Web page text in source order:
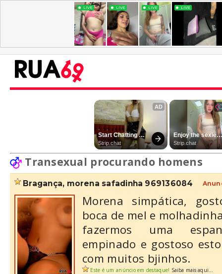
Transexual procurando homens
bragança, morena safadinha 969136084
Morena simpática,
boca de mel e
fazermos uma
empinado e gostoso
com muitos bjinhos.
Este é um anúncio em destaque! Saiba mais aqui...